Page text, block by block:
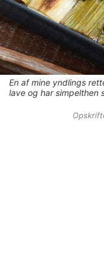
En af mine yndlings
lave og har simpelthen